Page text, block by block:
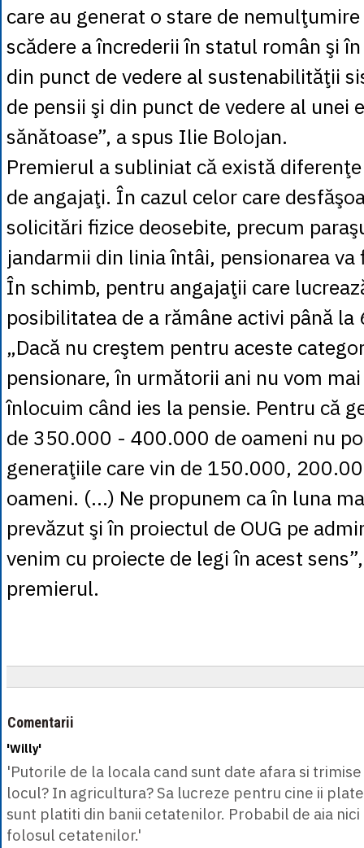
care au generat o stare de
scădere a încrederii în statul român şi
din punct de vedere al sustenabilităţii
de pensii şi din punct de vedere al unei
sănătoase”, a spus Ilie Bolojan.
Premierul a subliniat că există
de angajaţi. În cazul celor care
solicitări fizice deosebite, precum
jandarmii din linia întâi, pensionarea va
În schimb, pentru angajaţii care
posibilitatea de a rămâne activi până la
„Dacă nu creştem pentru aceste
pensionare, în următorii ani nu vom
înlocuim când ies la pensie. Pentru că
de 350.000 - 400.000 de oameni nu
generaţiile care vin de 150.000,
oameni. (...) Ne propunem ca în luna
prevăzut şi în proiectul de OUG pe
venim cu proiecte de legi în acest
premierul.
Comentarii
'Willy'
'Putorile de la locala cand sunt date afara si
locul? In agricultura? Sa lucreze pentru cine ii
sunt platiti din banii cetatenilor. Probabil de aia
folosul cetatenilor.'